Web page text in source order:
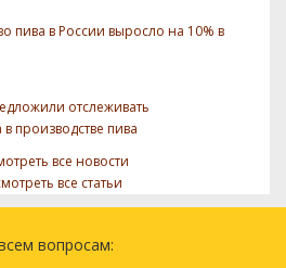
пива в России выросло на 10% в
отслеживать
производстве пива
все новости
все статьи
вопросам: